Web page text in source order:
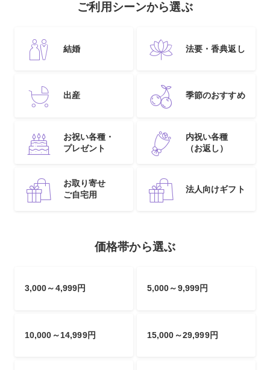
ご利用シーンから選ぶ
結婚 法要・香典返し
出産 季節のおすすめ
お祝い各種・
プレゼント
内祝い各種
（お返し）
お取り寄せ
ご自宅用
法人向けギフト
価格帯から選ぶ
3,000～4,999円 5,000～9,999円
10,000～14,999円 15,000～29,999円